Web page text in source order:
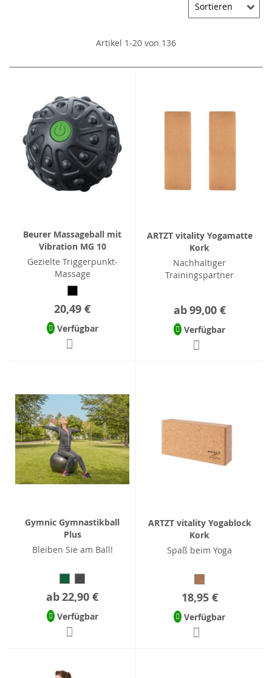
Artikel 1-20 von 136
Beurer Massageball mit
Vibration MG 10
Gezielte Triggerpunkt-
Massage
20,49 €
Verfügbar
ARTZT vitality Yogamatte
Kork
Nachhaltiger
Trainingspartner
ab99,00 €
Verfügbar
Gymnic Gymnastikball
Plus
Bleiben Sie am Ball!
ab22,90 €
Verfügbar
ARTZT vitality Yogablock
Kork
Spaß beim Yoga
18,95 €
Verfügbar